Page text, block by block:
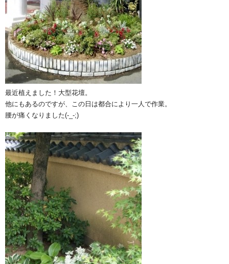
最近植えました！大型花壇。
他にもあるのですが、この日は都合により一人で作業。
腰が痛くなりました(-_-;)